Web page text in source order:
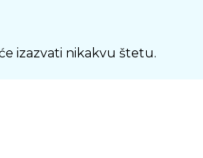
izazvati nikakvu štetu.